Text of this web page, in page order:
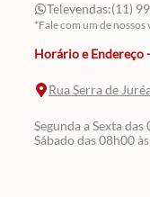
Televendas:(11)
*Fale com um de
Horário e Endereço
Rua Serra de
Segunda a Sexta
Sábado das 08h00